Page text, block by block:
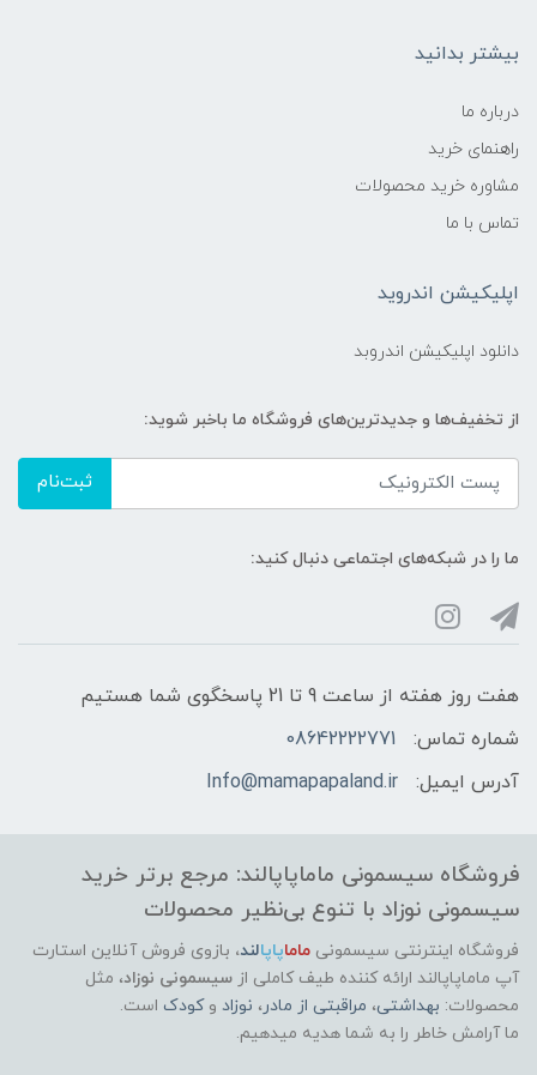
بیشتر بدانید
درباره ما
راهنمای خرید
مشاوره خرید محصولات
تماس با ما
اپلیکیشن اندروید
دانلود اپلیکیشن اندروبد
از تخفیف‌ها و جدیدترین‌های فروشگاه ما باخبر شوید:
ثبت‌نام
ما را در شبکه‌های اجتماعی دنبال کنید:
هفت روز هفته از ساعت 9 تا 21 پاسخگوی شما هستیم
شماره تماس:
08642222771
آدرس ایمیل:
Info@mamapapaland.ir
فروشگاه سیسمونی ماماپاپالند: مرجع برتر خرید
سیسمونی نوزاد با تنوع بی‌نظیر محصولات
فروشگاه اینترنتی سیسمونی ماماپاپالند، بازوی فروش آنلاین استارت
آپ ماماپاپالند ارائه کننده طیف کاملی از سیسمونی نوزاد، مثل
محصولات: بهداشتی، مراقبتی از مادر، نوزاد وکودک است.
ما آرامش خاطر را به شما هدیه میدهیم.